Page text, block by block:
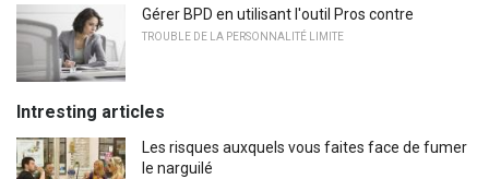
Gérer BPD en utilisant l'outil Pros contre
TROUBLE DE LA PERSONNALITÉ LIMITE
Intresting articles
Les risques auxquels vous faites face de fumer
le narguilé